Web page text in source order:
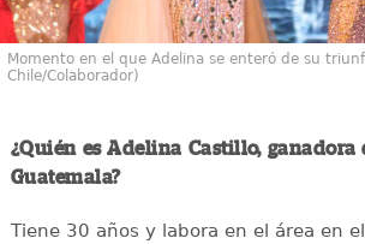
Momento en el que Adelina se enteró de su
Chile/Colaborador)
¿Quién es Adelina Castillo, ganadora
Guatemala?
Tiene 30 años y labora en el área en